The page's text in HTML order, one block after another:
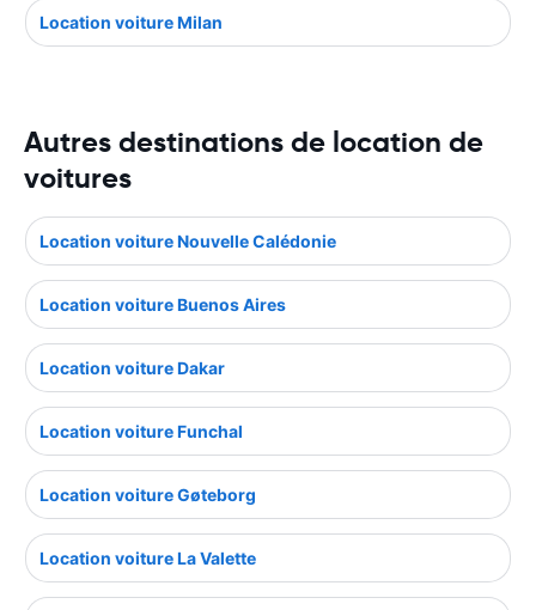
Location voiture Milan
Autres destinations de location de
voitures
Location voiture Nouvelle Calédonie
Location voiture Buenos Aires
Location voiture Dakar
Location voiture Funchal
Location voiture Gøteborg
Location voiture La Valette